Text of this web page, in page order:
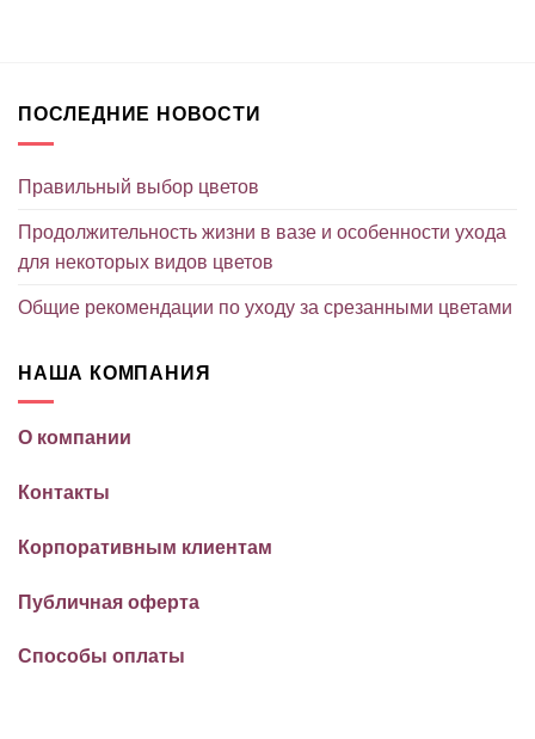
ПОСЛЕДНИЕ НОВОСТИ
Правильный выбор цветов
Продолжительность жизни в вазе и особенности ухода
для некоторых видов цветов
Общие рекомендации по уходу за срезанными цветами
НАША КОМПАНИЯ
О компании
Контакты
Корпоративным клиентам
Публичная оферта
Способы оплаты